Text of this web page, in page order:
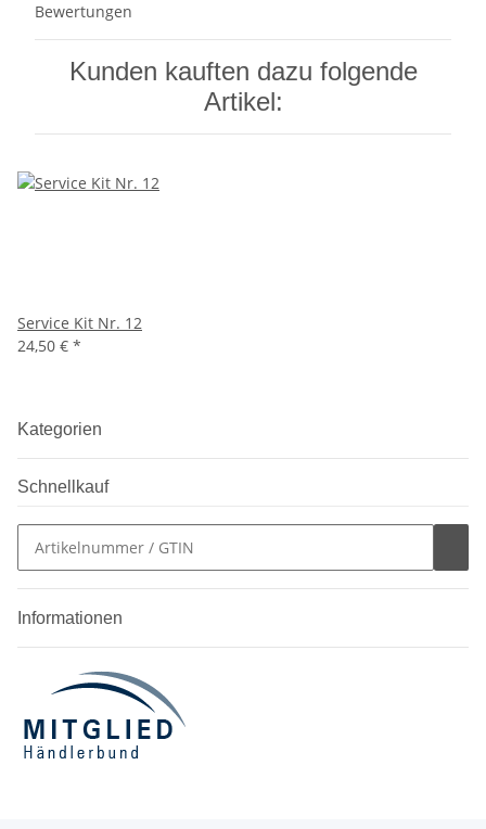
Bewertungen
Kunden kauften dazu folgende
Artikel:
Service Kit Nr. 12
24,50 € *
Kategorien
Schnellkauf
Informationen